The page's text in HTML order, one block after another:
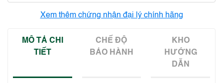
Xem thêm chứng nhận đại lý chính hãng
MÔ TẢ CHI
TIẾT
CHẾ ĐỘ
BẢO HÀNH
KHO
HƯỚNG
DẪN